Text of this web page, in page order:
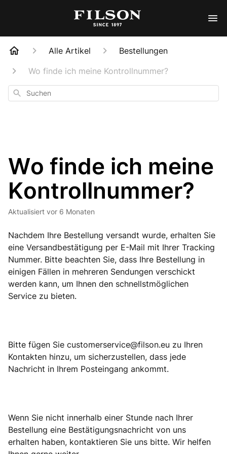
Alle Artikel
Bestellungen
Wo finde ich meine Kontrollnummer?
Suchen
Wo finde ich meine
Kontrollnummer?
Aktualisiert vor 6 Monaten
Nachdem Ihre Bestellung versandt wurde, erhalten Sie
eine Versandbestätigung per E-Mail mit Ihrer Tracking
Nummer. Bitte beachten Sie, dass Ihre Bestellung in
einigen Fällen in mehreren Sendungen verschickt
werden kann, um Ihnen den schnellstmöglichen
Service zu bieten.
Bitte fügen Sie customerservice@filson.eu zu Ihren
Kontakten hinzu, um sicherzustellen, dass jede
Nachricht in Ihrem Posteingang ankommt.
Wenn Sie nicht innerhalb einer Stunde nach Ihrer
Bestellung eine Bestätigungsnachricht von uns
erhalten haben, kontaktieren Sie uns bitte. Wir helfen